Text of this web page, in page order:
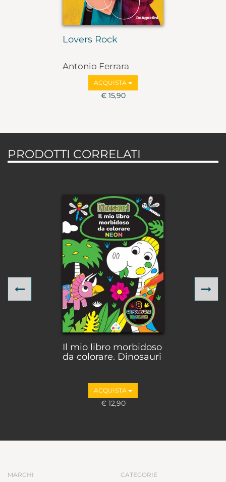
Lovers Rock
Antonio Ferrara
ACQUISTA
€ 15,90
PRODOTTI CORRELATI
Il mio libro morbidoso
da colorare. Dinosauri
ACQUISTA
€ 12,90
Previous
MARCHI
CATEGORIE